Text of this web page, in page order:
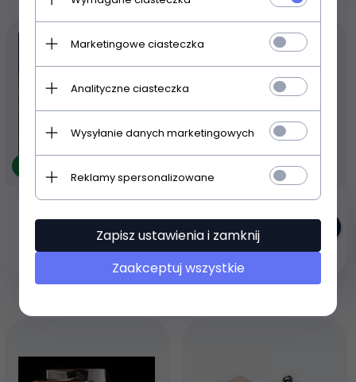
Kielony laboratoryjne
szklane 4 sztuki (100%
szkło) kieliszki
67,10PLN
Produkt dostępny!
Silikonowa forma
lodowa - lodowe
mózgi
18,50PLN
Marketingowe ciasteczka
Analityczne ciasteczka
Wysyłanie danych marketingowych
Reklamy spersonalizowane
Zapisz ustawienia i zamknij
Zaakceptuj wszystkie